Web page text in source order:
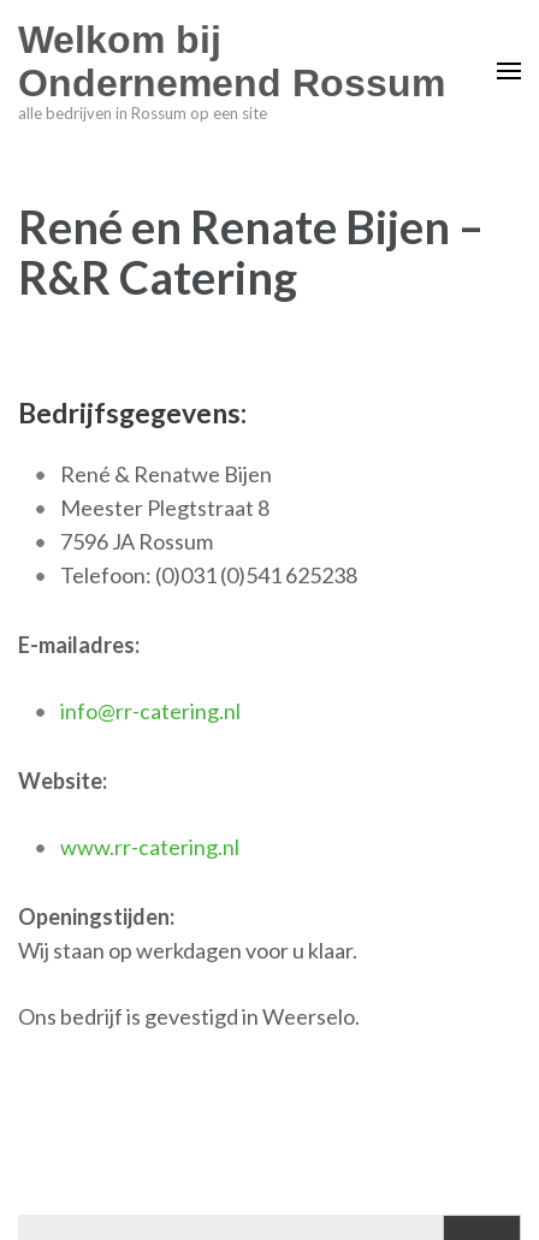
Welkom bij
Ondernemend Rossum
alle bedrijven in Rossum op een site
René en Renate Bijen –
R&R Catering
Bedrijfsgegevens:
René & Renatwe Bijen
Meester Plegtstraat 8
7596 JA Rossum
Telefoon: (0)031 (0)541 625238
E-mailadres:
info@rr-catering.nl
Website:
www.rr-catering.nl
Openingstijden:
Wij staan op werkdagen voor u klaar.
Ons bedrijf is gevestigd in Weerselo.